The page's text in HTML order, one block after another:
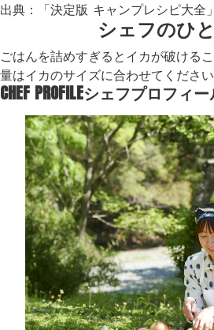
出典：「決定版 キャンプレシピ大全
シェフのひ
ごはんを詰めすぎるとイカが破ける
量はイカのサイズに合わせてください
CHEF PROFILEシェフプロフィー